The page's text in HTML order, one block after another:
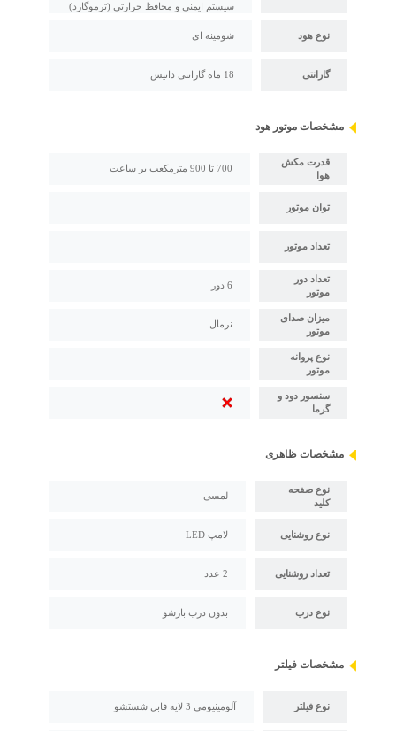
سیستم ایمنی و محافظ حرارتی (ترموگارد)
نوع هود شومینه ای
گارانتی 18 ماه گارانتی داتیس
مشخصات موتور هود
قدرت مکش
هوا
700 تا 900 مترمکعب بر ساعت
توان موتور
تعداد موتور
تعداد دور
موتور
6 دور
میزان صدای
موتور
نرمال
نوع پروانه
موتور
سنسور دود و
گرما
مشخصات ظاهری
نوع صفحه
کلید
لمسی
نوع روشنایی لامپ LED
تعداد روشنایی 2 عدد
نوع درب بدون درب بازشو
مشخصات فیلتر
نوع فیلتر آلومینیومی 3 لایه قابل شستشو